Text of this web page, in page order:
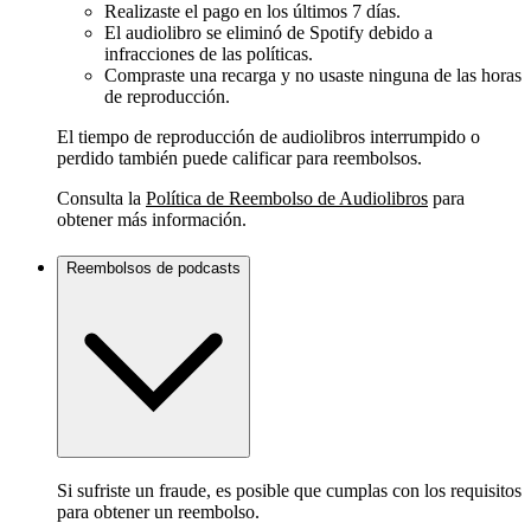
Realizaste el pago en los últimos 7 días.
El audiolibro se eliminó de Spotify debido a
infracciones de las políticas.
Compraste una recarga y no usaste ninguna de las horas
de reproducción.
El tiempo de reproducción de audiolibros interrumpido o
perdido también puede calificar para reembolsos.
Consulta la Política de Reembolso de Audiolibros para
obtener más información.
Reembolsos de podcasts
Si sufriste un fraude, es posible que cumplas con los requisitos
para obtener un reembolso.